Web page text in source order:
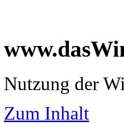
Nutzung der
Zum Inhalt